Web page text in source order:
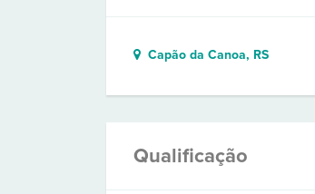
Capão da Canoa, RS
Qualificação